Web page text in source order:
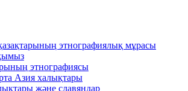
этнографиялық мұрасы
этнографиясы
Азия халықтары
және славяндар